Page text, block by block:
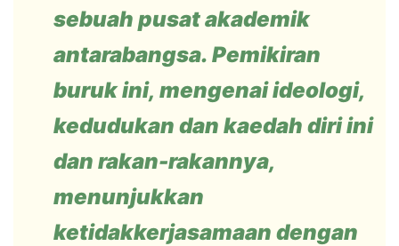
sebuah pusat akademik
antarabangsa. Pemikiran
buruk ini, mengenai ideologi,
kedudukan dan kaedah diri ini
dan rakan-rakannya,
menunjukkan
ketidakkerjasamaan dengan